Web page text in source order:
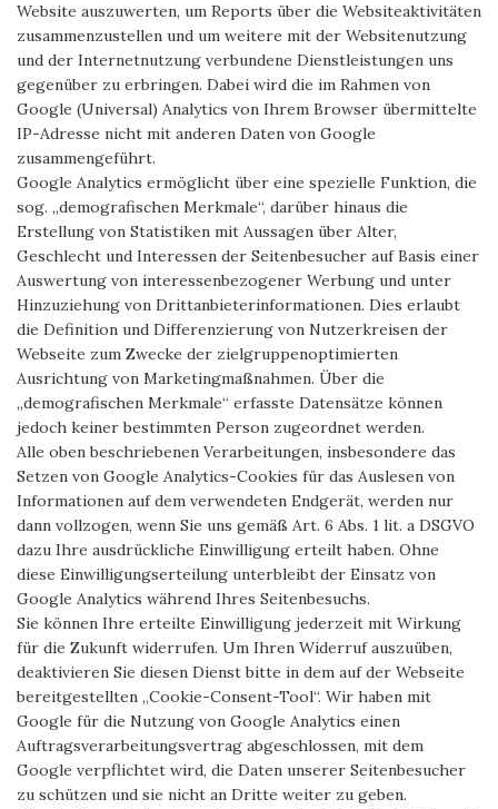
Website auszuwerten, um Reports über die Websiteaktivitäten
zusammenzustellen und um weitere mit der Websitenutzung
und der Internetnutzung verbundene Dienstleistungen uns
gegenüber zu erbringen. Dabei wird die im Rahmen von
Google (Universal) Analytics von Ihrem Browser übermittelte
IP-Adresse nicht mit anderen Daten von Google
zusammengeführt.
Google Analytics ermöglicht über eine spezielle Funktion, die
sog. „demografischen Merkmale“, darüber hinaus die
Erstellung von Statistiken mit Aussagen über Alter,
Geschlecht und Interessen der Seitenbesucher auf Basis einer
Auswertung von interessenbezogener Werbung und unter
Hinzuziehung von Drittanbieterinformationen. Dies erlaubt
die Definition und Differenzierung von Nutzerkreisen der
Webseite zum Zwecke der zielgruppenoptimierten
Ausrichtung von Marketingmaßnahmen. Über die
„demografischen Merkmale“ erfasste Datensätze können
jedoch keiner bestimmten Person zugeordnet werden.
Alle oben beschriebenen Verarbeitungen, insbesondere das
Setzen von Google Analytics-Cookies für das Auslesen von
Informationen auf dem verwendeten Endgerät, werden nur
dann vollzogen, wenn Sie uns gemäß Art. 6 Abs. 1 lit. a DSGVO
dazu Ihre ausdrückliche Einwilligung erteilt haben. Ohne
diese Einwilligungserteilung unterbleibt der Einsatz von
Google Analytics während Ihres Seitenbesuchs.
Sie können Ihre erteilte Einwilligung jederzeit mit Wirkung
für die Zukunft widerrufen. Um Ihren Widerruf auszuüben,
deaktivieren Sie diesen Dienst bitte in dem auf der Webseite
bereitgestellten „Cookie-Consent-Tool“. Wir haben mit
Google für die Nutzung von Google Analytics einen
Auftragsverarbeitungsvertrag abgeschlossen, mit dem
Google verpflichtet wird, die Daten unserer Seitenbesucher
zu schützen und sie nicht an Dritte weiter zu geben.